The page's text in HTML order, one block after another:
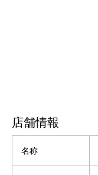
店舗情報
名称